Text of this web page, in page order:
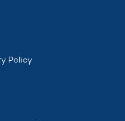
Policy